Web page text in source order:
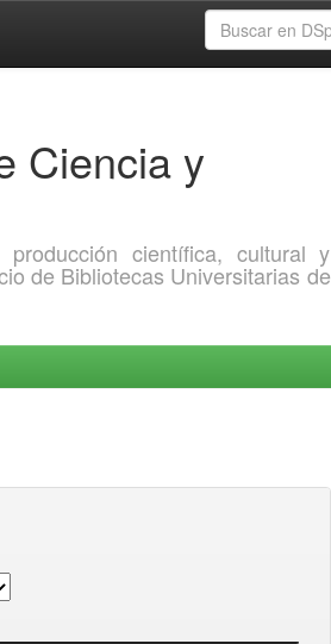
Ciencia y
científica, cultural y
de Bibliotecas Universitarias de